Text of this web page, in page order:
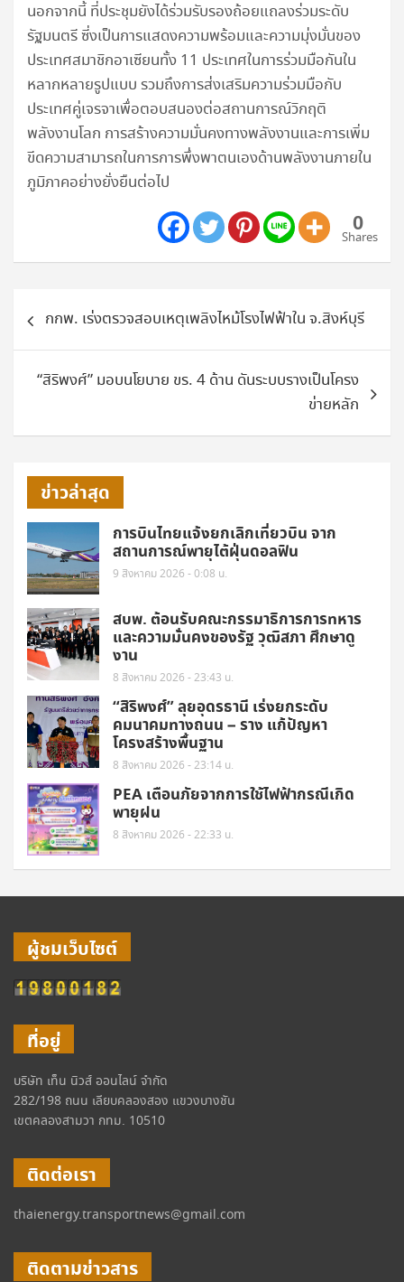
นอกจากนี้ ที่ประชุมยังได้ร่วมรับรองถ้อยแถลงร่วมระดับ
รัฐมนตรี ซี่งเป็นการแสดงความพร้อมและความมุ่งมั่นของ
ประเทศสมาชิกอาเซียนทั้ง 11 ประเทศในการร่วมมือกันใน
หลากหลายรูปแบบ รวมถึงการส่งเสริมความร่วมมือกับ
ประเทศคู่เจรจาเพื่อตอบสนองต่อสถานการณ์วิกฤติ
พลังงานโลก การสร้างความมั่นคงทางพลังงานและการเพิ่ม
ขีดความสามารถในการการพึ่งพาตนเองด้านพลังงานภายใน
ภูมิภาคอย่างยั่งยืนต่อไป
0
Shares
เรื่องกกพ. เร่งตรวจสอบเหตุเพลิงไหม้โรงไฟฟ้าใน จ.สิงห์บุรี
“สิริพงศ์” มอบนโยบาย ขร. 4 ด้าน ดันระบบรางเป็นโครง
ข่ายหลัก
ข่าวล่าสุด
การบินไทยแจ้งยกเลิกเที่ยวบิน จาก
สถานการณ์พายุไต้ฝุ่นดอลฟิน
9 สิงหาคม 2026 - 0:08 น.
สบพ. ต้อนรับคณะกรรมาธิการการทหาร
และความมั่นคงของรัฐ วุฒิสภา ศึกษาดู
งาน
8 สิงหาคม 2026 - 23:43 น.
“สิริพงศ์” ลุยอุดรธานี เร่งยกระดับ
คมนาคมทางถนน – ราง แก้ปัญหา
โครงสร้างพื้นฐาน
8 สิงหาคม 2026 - 23:14 น.
PEA เตือนภัยจากการใช้ไฟฟ้ากรณีเกิด
พายุฝน
8 สิงหาคม 2026 - 22:33 น.
ผู้ชมเว็บไซต์
ที่อยู่
บริษัท เท็น นิวส์ ออนไลน์ จำกัด
282/198 ถนน เลียบคลองสอง แขวงบางชัน
เขตคลองสามวา กทม. 10510
ติดต่อเรา
thaienergy.transportnews@gmail.com
ติดตามข่าวสาร